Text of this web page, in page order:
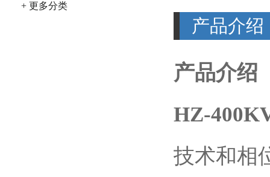
+ 更多分类
产品介绍
产品介绍
HZ-
技术和相